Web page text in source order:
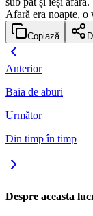
Afară era noapte, o
Copiază
Anterior
Baia de aburi
Următor
Din timp în timp
Despre aceasta